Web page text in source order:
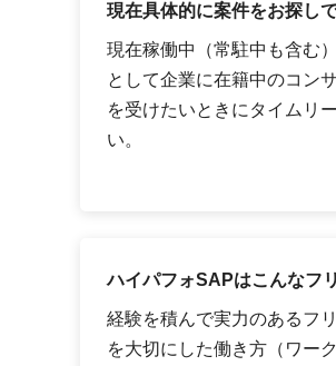
現在具体的に案件をお探し
現在稼働中（常駐中も含む
として企業に在籍中のコン
を受けたいときにタイムリ
い。
ハイパフォSAPはこんなフ
経験を積んで実力のあるフ
を大切にした働き方（ワー